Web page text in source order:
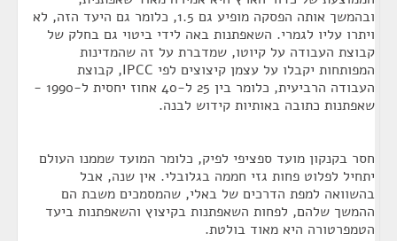
ובהמשך אותה הפסקה מופיע גם 1.5, כלומר גם היעד הזה, לא
ויתרו עליו לגמרי. השאפתנות באה לידי ביטוי גם בחלק של
קבוצת העבודה על קיוטו, שמדברת על זה שהמדינות
המפותחות יקבלו על עצמן קיצוצים לפי IPCC, קבוצת
העבודה הרביעית, כלומר בין 25 ל-40 אחוז יחסית ל-1990 -
שאפתנות כתובה באותיות קידוש לבנה.
חסר בקנקון מועד ספציפי לפיק, כלומר המועד שממנו העולם
יתחיל לפלוט פחות גזי חממה בגלובלי. אין שנה, אבל
בהשוואה למפת הדרכים של באלי, שהמסמכים משבת הם
ההמשך שלהם, לפחות השאפתנות בקיצוץ והשאפתנות ביעד
הטמפרטורה היא מאוד בולטת.